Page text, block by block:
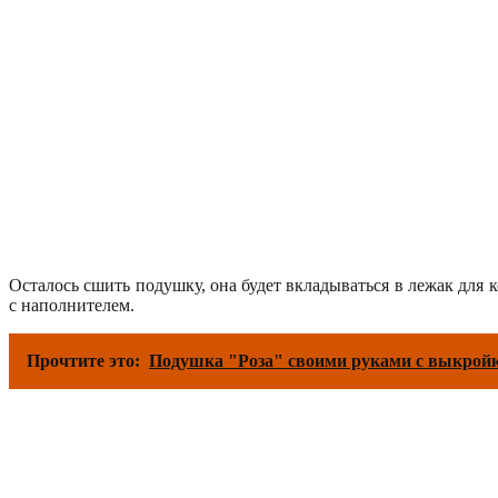
Осталось сшить подушку, она будет вкладываться в лежак
с наполнителем.
Прочтите это: Подушка "Роза" своими руками с